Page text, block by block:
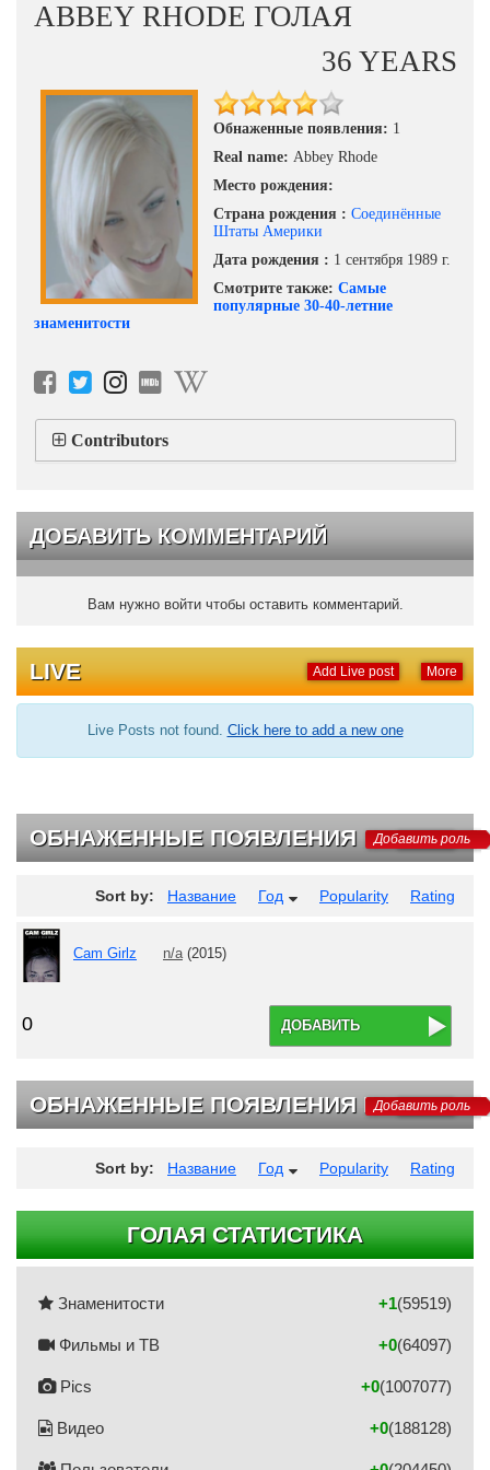
ABBEY RHODE ГОЛАЯ
36 YEARS
Обнаженные появления: 1
Real name: Abbey Rhode
Место рождения:
Страна рождения : Соединённые
Штаты Америки
Дата рождения : 1 сентября 1989 г.
Смотрите также: Самые
популярные 30-40-летние
знаменитости
Contributors
ДОБАВИТЬ КОММЕНТАРИЙ
Вам нужно войти чтобы оставить комментарий.
More
Add Live post
LIVE
Live Posts not found. Click here to add a new one
ОБНАЖЕННЫЕ ПОЯВЛЕНИЯ Добавить роль
Sort by: Название Год Popularity Rating
Cam Girlz n/a(2015)
ДОБАВИТЬ
0
ОБНАЖЕННЫЕ ПОЯВЛЕНИЯ НА ТВ
Добавить роль
Sort by: Название Год Popularity Rating
ГОЛАЯ СТАТИСТИКА
Знаменитости (59519)
+1
Фильмы и ТВ (64097)
+0
Pics (1007077)
+0
Видео (188128)
+0